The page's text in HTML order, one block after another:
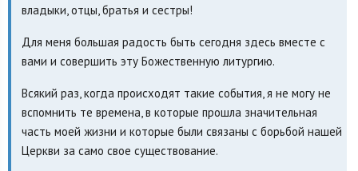
владыки, отцы, братья и сестры!
Для меня большая радость быть сегодня здесь вместе с
вами и совершить эту Божественную литургию.
Всякий раз, когда происходят такие события, я не могу не
вспомнить те времена, в которые прошла значительная
часть моей жизни и которые были связаны с борьбой нашей
Церкви за само свое существование.